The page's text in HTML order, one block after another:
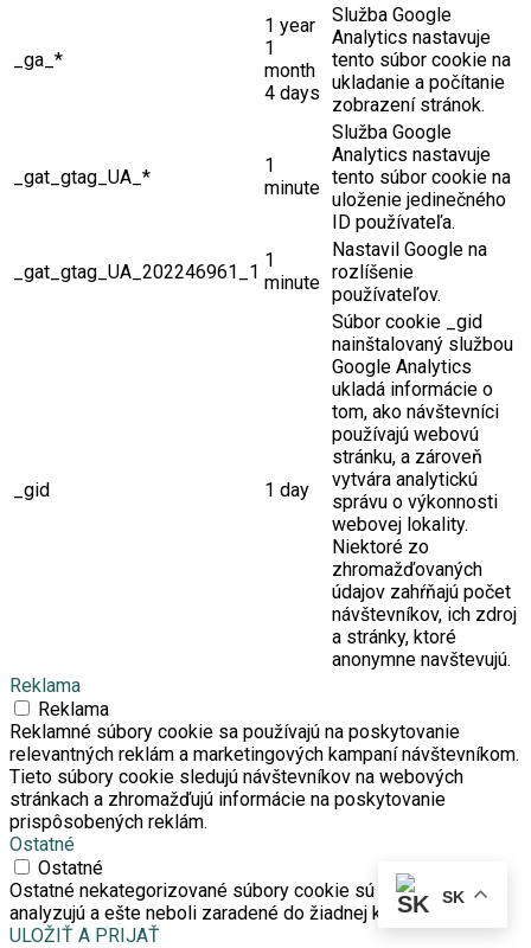
_ga_*
1 year
1
month
4 days
Služba Google
Analytics nastavuje
tento súbor cookie na
ukladanie a počítanie
zobrazení stránok.
_gat_gtag_UA_*
1
minute
Služba Google
Analytics nastavuje
tento súbor cookie na
uloženie jedinečného
ID používateľa.
_gat_gtag_UA_202246961_1
1
minute
Nastavil Google na
rozlíšenie
používateľov.
_gid 1 day
Súbor cookie _gid
nainštalovaný službou
Google Analytics
ukladá informácie o
tom, ako návštevníci
používajú webovú
stránku, a zároveň
vytvára analytickú
správu o výkonnosti
webovej lokality.
Niektoré zo
zhromažďovaných
údajov zahŕňajú počet
návštevníkov, ich zdroj
a stránky, ktoré
anonymne navštevujú.
Reklama
Reklama
Reklamné súbory cookie sa používajú na poskytovanie
relevantných reklám a marketingových kampaní návštevníkom.
Tieto súbory cookie sledujú návštevníkov na webových
stránkach a zhromažďujú informácie na poskytovanie
prispôsobených reklám.
Ostatné
Ostatné
Ostatné nekategorizované súbory cookie sú tie, ktoré sa
analyzujú a ešte neboli zaradené do žiadnej kategórie.
ULOŽIŤ A PRIJAŤ
SK